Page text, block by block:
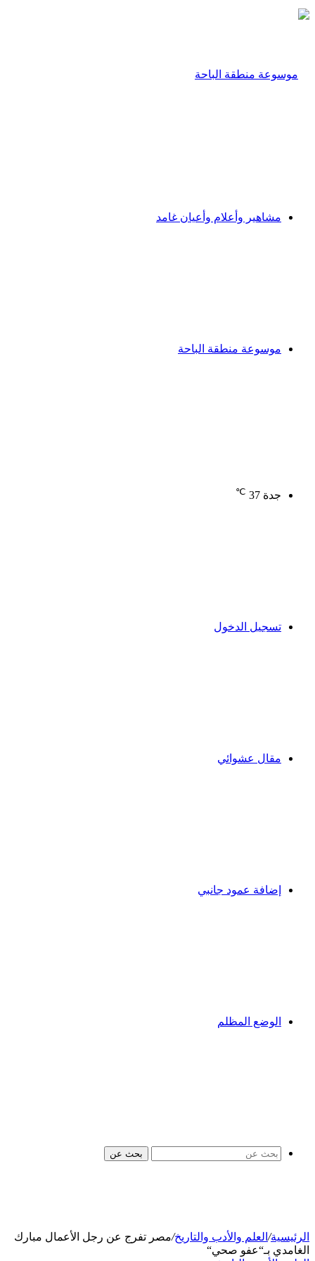
مشاهير وأعلام وأعيان غامد
موسوعة منطقة الباحة
جدة 37
℃
تسجيل الدخول
مقال عشوائي
إضافة عمود جانبي
الوضع المظلم
بحث عن
الرئيسية/ العلم والأدب والتاريخ/مصر تفرج عن رجل الأعمال مبارك
الغامدي بـ“عفو صحي“